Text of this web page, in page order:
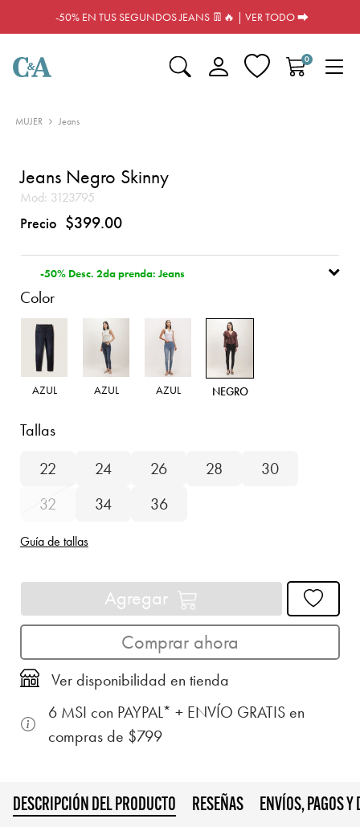
-50% EN TUS SEGUNDOS JEANS 👖🔥 | VER TODO ⮕
0
MUJER Jeans
Jeans Negro Skinny
Mod: 3123795
Precio $399.00
-50% Desc. 2da prenda: Jeans
Color
AZUL AZUL AZUL NEGRO
Tallas
22
24 26 28
30
32
34 36
Guía de tallas
Agregar
Comprar ahora
Ver disponibilidad en tienda
6 MSI con PAYPAL* + ENVÍO GRATIS en
compras de $799
DESCRIPCIÓN DEL PRODUCTO RESEÑAS ENVÍOS, PAGOS Y